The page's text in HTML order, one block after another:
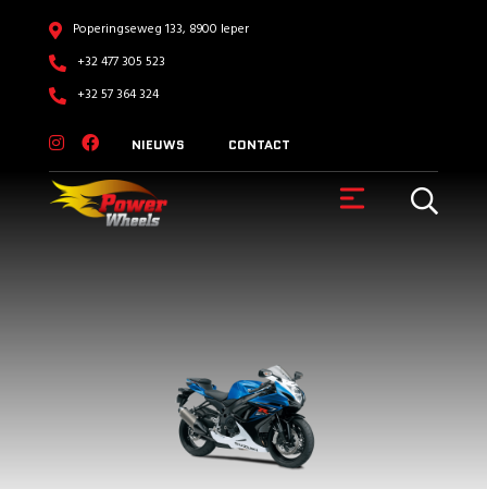
Poperingseweg 133, 8900 Ieper
+32 477 305 523
+32 57 364 324
NIEUWS CONTACT